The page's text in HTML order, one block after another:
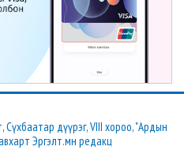
дүүрэг, VIII хороо, "Ардын
Эргэлт.мн редакц